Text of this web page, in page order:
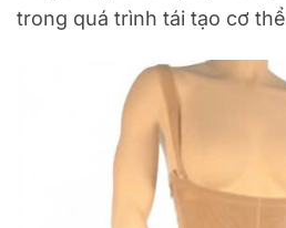
trong quá trình tái tạo cơ